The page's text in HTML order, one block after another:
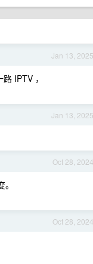
Jan 13, 2025
IPTV ，
Jan 13, 2025
Oct 28, 2024
Oct 28, 2024